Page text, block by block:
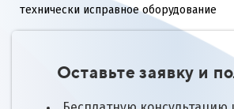
технически исправное оборудование
Оставьте заявку и